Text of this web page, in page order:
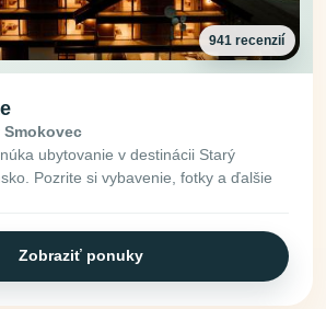
941 recenzií
Smokovec
ubytovanie v destinácii Starý
Pozrite si vybavenie, fotky a ďalšie
Zobraziť ponuky